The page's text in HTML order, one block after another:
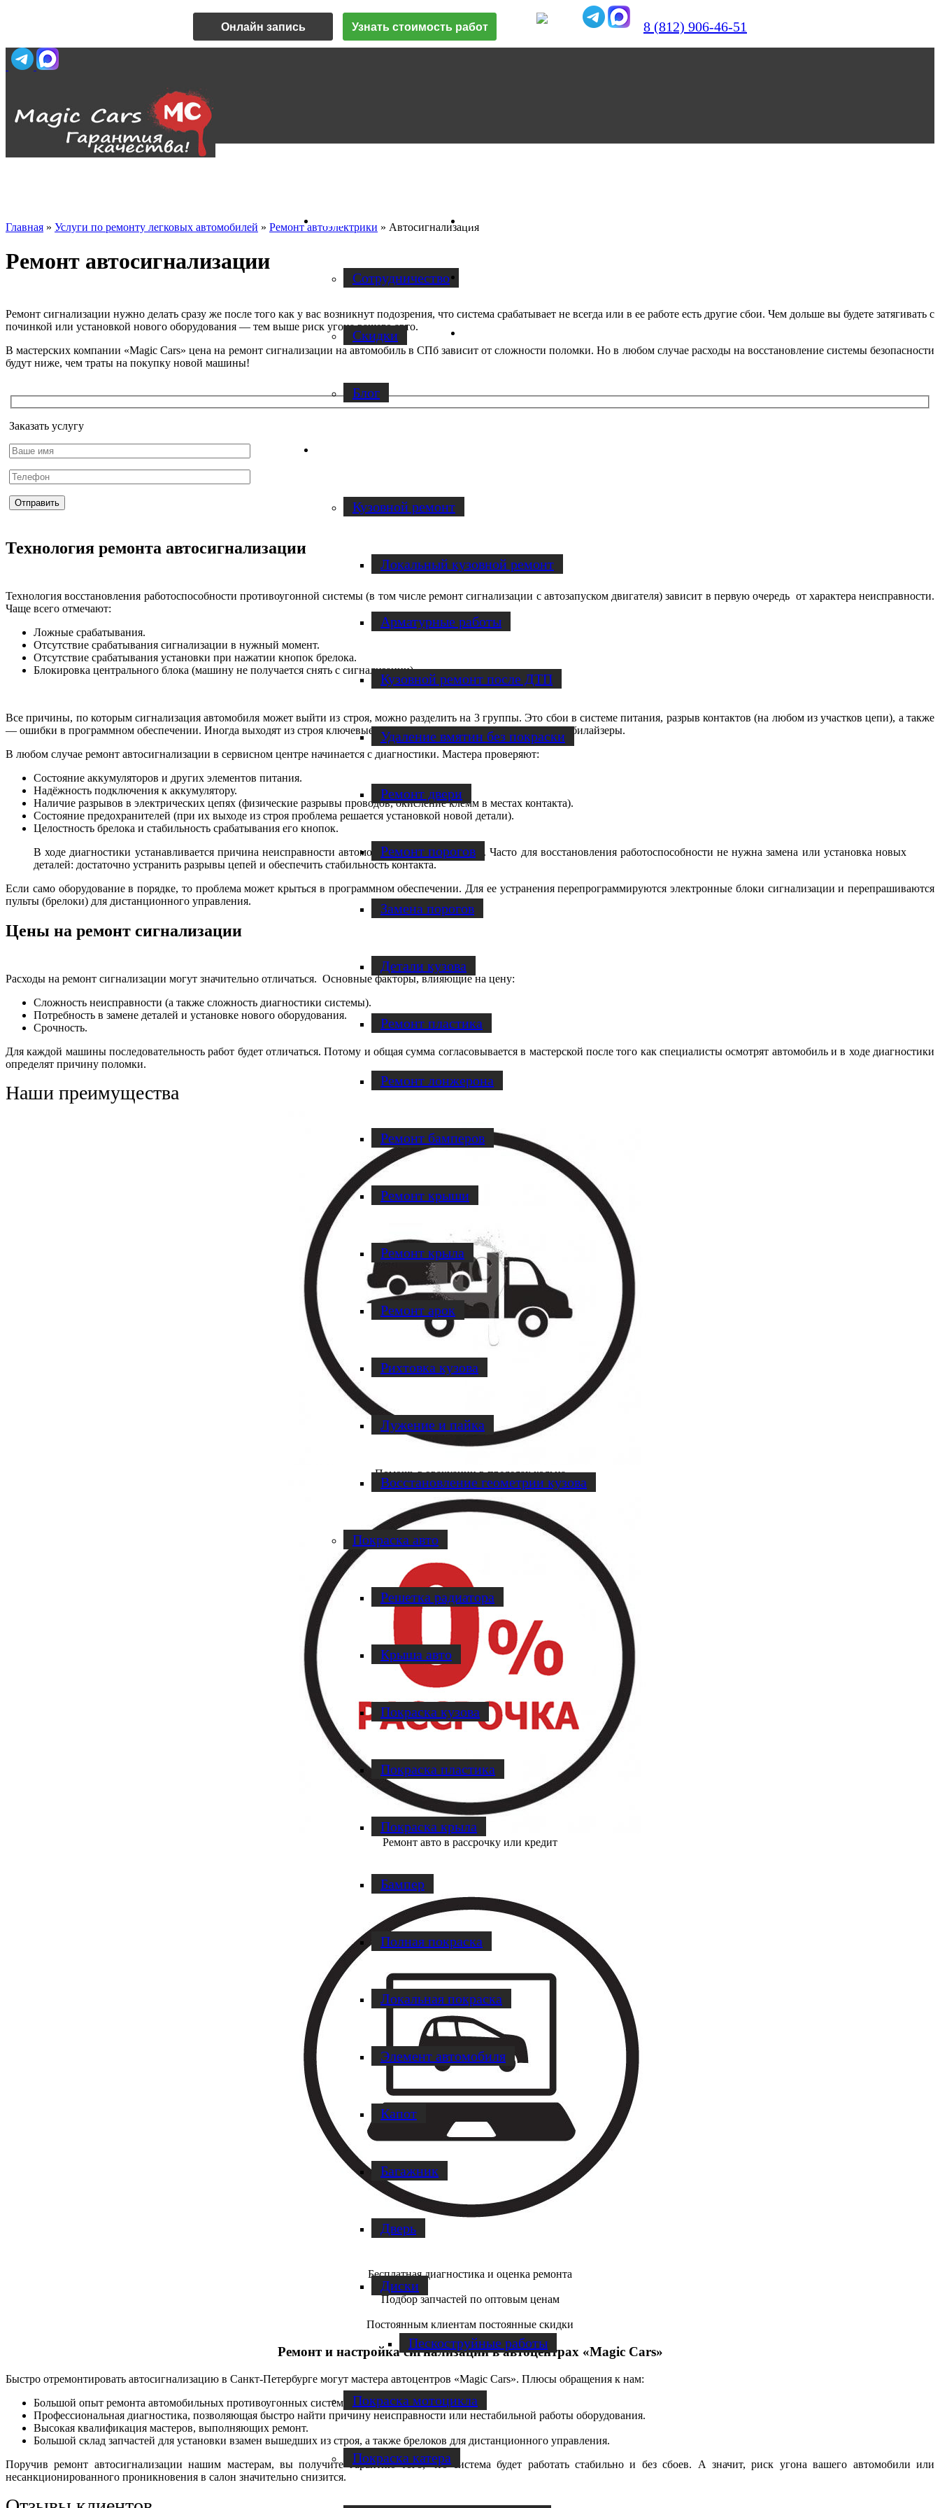
Онлайн запись Узнать стоимость работ 8 (812) 906-46-51
Cотрудничество
Скидки
Блог
Кузовной ремонт
Локальный кузовной ремонт
Арматурные работы
Кузовной ремонт после ДТП
Удаление вмятин без покраски
Ремонт двери
Ремонт порогов
Замена порогов
Детали кузова
Ремонт пластика
Ремонт лонжерона
Ремонт бамперов
Ремонт крыши
Ремонт крыла
Ремонт арок
Рихтовка кузова
Лужение и пайка
Восстановление геометрии кузова
Покраска авто
Решетка радиатора
Крыша авто
Покраска кузова
Покраска пластика
Покраска крыла
Бампер
Полная покраска
Локальная покраска
Элемент автомобиля
Капот
Багажник
Дверь
Диски
Пескоструйные работы
Покраска мотоцикла
Покраска катера
Главная » Услуги по ремонту легковых автомобилей » Ремонт автоэлектрики » Автосигнализация
Ремонт автосигнализации
Ремонт сигнализации нужно делать сразу же после того как у вас возникнут подозрения, что система срабатывает не всегда или в ее работе есть другие сбои. Чем дольше вы будете затягивать с
починкой или установкой нового оборудования — тем выше риск угона вашего авто.
В мастерских компании «Magic Cars» цена на ремонт сигнализации на автомобиль в СПб зависит от сложности поломки. Но в любом случае расходы на восстановление системы безопасности
будут ниже, чем траты на покупку новой машины!
Заказать услугу
Технология ремонта автосигнализации
Технология восстановления работоспособности противоугонной системы (в том числе ремонт сигнализации с автозапуском двигателя) зависит в первую очередь от характера неисправности.
Чаще всего отмечают:
Ложные срабатывания.
Отсутствие срабатывания сигнализации в нужный момент.
Отсутствие срабатывания установки при нажатии кнопок брелока.
Блокировка центрального блока (машину не получается снять с сигнализации).
Все причины, по которым сигнализация автомобиля может выйти из строя, можно разделить на 3 группы. Это сбои в системе питания, разрыв контактов (на любом из участков цепи), а также
— ошибки в программном обеспечении. Иногда выходят из строя ключевые элементы системы — датчики или иммобилайзеры.
В любом случае ремонт автосигнализации в сервисном центре начинается с диагностики. Мастера проверяют:
Состояние аккумуляторов и других элементов питания.
Надёжность подключения к аккумулятору.
Наличие разрывов в электрических цепях (физические разрывы проводов, окисление клемм в местах контакта).
Состояние предохранителей (при их выходе из строя проблема решается установкой новой детали).
Целостность брелока и стабильность срабатывания его кнопок.
В ходе диагностики устанавливается причина неисправности автомобильной сигнализации. Часто для восстановления работоспособности не нужна замена или установка новых
деталей: достаточно устранить разрывы цепей и обеспечить стабильность контакта.
Если само оборудование в порядке, то проблема может крыться в программном обеспечении. Для ее устранения перепрограммируются электронные блоки сигнализации и перепрашиваются
пульты (брелоки) для дистанционного управления.
Цены на ремонт сигнализации
Расходы на ремонт сигнализации могут значительно отличаться. Основные факторы, влияющие на цену:
Сложность неисправности (а также сложность диагностики системы).
Потребность в замене деталей и установке нового оборудования.
Срочность.
Для каждой машины последовательность работ будет отличаться. Потому и общая сумма согласовывается в мастерской после того как специалисты осмотрят автомобиль и в ходе диагностики
определят причину поломки.
Наши преимущества
Помощь в эвакуации в пределах кольца
Ремонт авто в рассрочку или кредит
Бесплатная диагностика и оценка ремонта
Подбор запчастей по оптовым ценам
Постоянным клиентам постоянные скидки
Ремонт и настройка сигнализации в автоцентрах «Magic Cars»
Быстро отремонтировать автосигнализацию в Санкт-Петербурге могут мастера автоцентров «Magic Cars». Плюсы обращения к нам:
Большой опыт ремонта автомобильных противоугонных систем с различной конструкцией.
Профессиональная диагностика, позволяющая быстро найти причину неисправности или нестабильной работы оборудования.
Высокая квалификация мастеров, выполняющих ремонт.
Большой склад запчастей для установки взамен вышедших из строя, а также брелоков для дистанционного управления.
Поручив ремонт автосигнализации нашим мастерам, вы получите гарантию того, что система будет работать стабильно и без сбоев. А значит, риск угона вашего автомобили или
несанкционированного проникновения в салон значительно снизится.